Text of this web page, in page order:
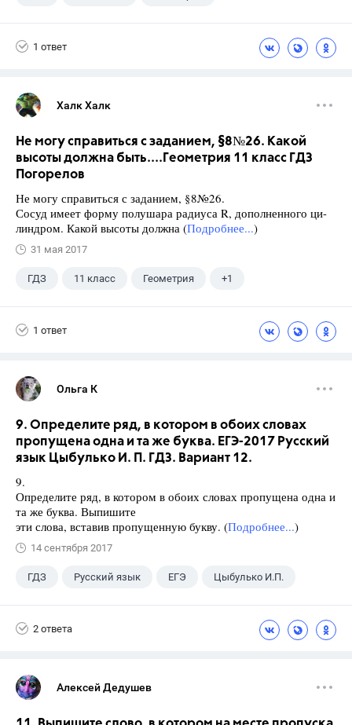
1 ответ
Халк Халк
Не могу справиться с заданием, §8№26. Какой
высоты должна быть....Геометрия 11 класс ГДЗ
Погорелов
Не могу справиться с заданием, §8№26.
Сосуд имеет форму полушара радиуса R, дополненного ци-
линдром. Какой высоты должна (Подробнее...)
31 мая 2017
ГДЗ 11 класс Геометрия +1
1 ответ
Ольга К
9. Определите ряд, в котором в обоих словах
пропущена одна и та же буква. ЕГЭ-2017 Русский
язык Цыбулько И. П. ГДЗ. Вариант 12.
9.
Определите ряд, в котором в обоих словах пропущена одна и
та же буква. Выпишите
эти слова, вставив пропущенную букву. (Подробнее...)
14 сентября 2017
ГДЗ Русский язык ЕГЭ Цыбулько И.П.
2 ответа
Алексей Дедушев